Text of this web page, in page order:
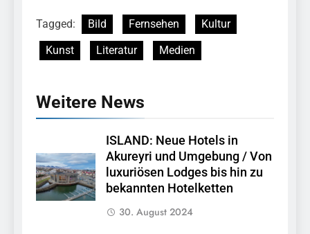
Tagged: Bild Fernsehen
Kultur
Kunst
Literatur Medien
Weitere News
ISLAND: Neue Hotels in
Akureyri und Umgebung / Von
luxuriösen Lodges bis hin zu
bekannten Hotelketten
30. August 2024